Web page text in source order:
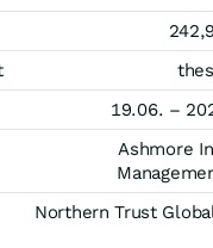
19.06. –
Ashmore
Northern Trust